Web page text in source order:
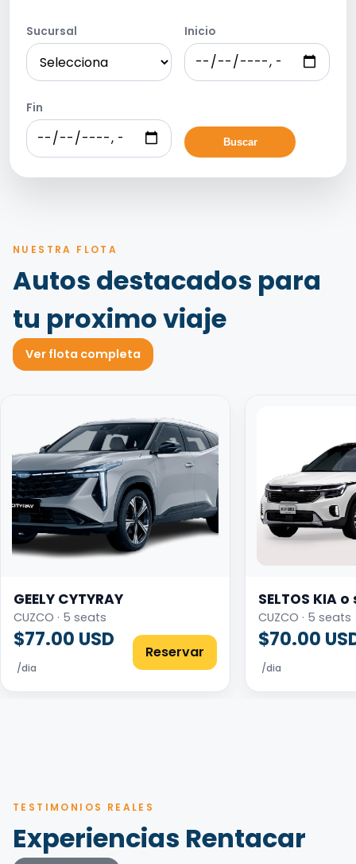
Sucursal Inicio
Fin
Buscar
NUESTRA FLOTA
Autos destacados para
tu proximo viaje
Ver flota completa
GEELY CYTYRAY
CUZCO · 5 seats
$77.00 USD
/dia
Reservar
SELTOS KIA
CUZCO · 5 seats
$70.00
/dia
TESTIMONIOS REALES
Experiencias Rentacar